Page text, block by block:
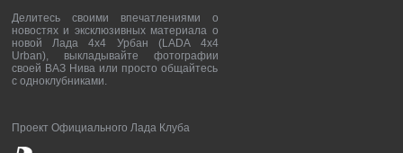
Делитесь своими впечатлениями о
новостях и эксклюзивных материала о
новой Лада 4х4 Урбан (LADA 4x4
Urban), выкладывайте фотографии
своей ВАЗ Нива или просто общайтесь
с одноклубниками.
Проект Официального Лада Клуба